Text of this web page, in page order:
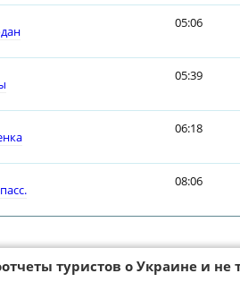
05:06
05:39
06:18
08:06
туристов о Украине и не